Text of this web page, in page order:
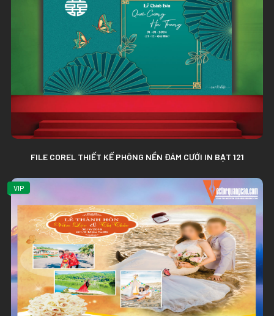
FILE COREL THIẾT KẾ PHÔNG NỀN ĐÁM CƯỚI IN BẠT 121
VIP